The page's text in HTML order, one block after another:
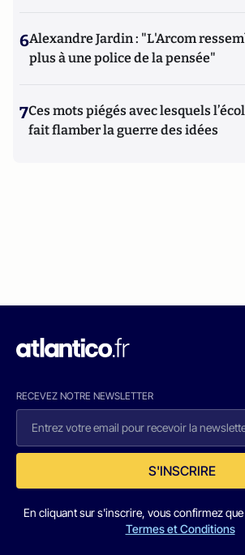
6Alexandre Jardin : "L'Arcom
plus à une police de la pensée"
7Ces mots piégés avec lesquels
fait flamber la guerre des idées
RECEVEZ NOTRE NEWSLETTER
S'INSCRIRE
En cliquant sur s'inscrire, vous confirmez
Termes et Conditions